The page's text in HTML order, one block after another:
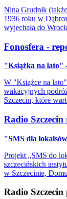
Nina Grudnik
1936 roku w
wyjechała do
Fonosfera -
"Książka na lato"
W "Książce na lato"
wakacyjnych
Szczecin, które
Radio
"SMS dla
Projekt „SMS do
szczecińskich
w Szczecinie,
Radio Szczecin